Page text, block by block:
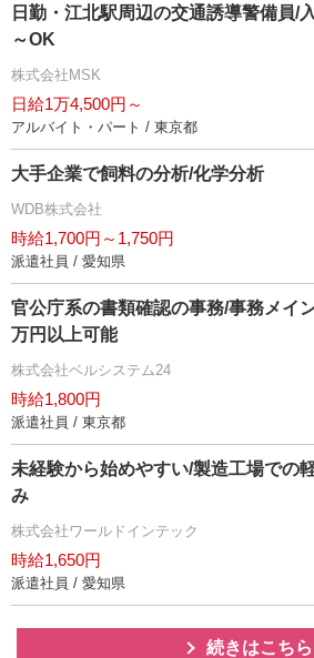
日勤・江北駅周辺の交通誘導警備員/
～OK
株式会社MSK
日給1万4,500円～
アルバイト・パート / 東京都
大手企業で飼料の分析/化学分析
WDB株式会社
時給1,700円～1,750円
派遣社員 / 愛知県
官公庁系の書類確認の事務/事務メイ
万円以上可能
株式会社ベルシステム24
時給1,800円
派遣社員 / 東京都
未経験から始めやすい/製造工場での
み
株式会社ワールドインテック
時給1,650円
派遣社員 / 愛知県
続きはこちら